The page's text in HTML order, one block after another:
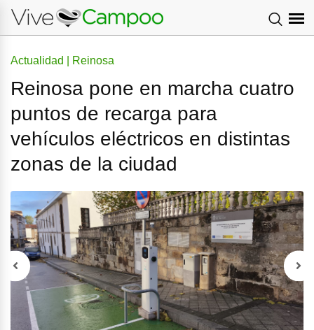
Actualidad | Reinosa
Reinosa pone en marcha cuatro
puntos de recarga para
vehículos eléctricos en distintas
zonas de la ciudad